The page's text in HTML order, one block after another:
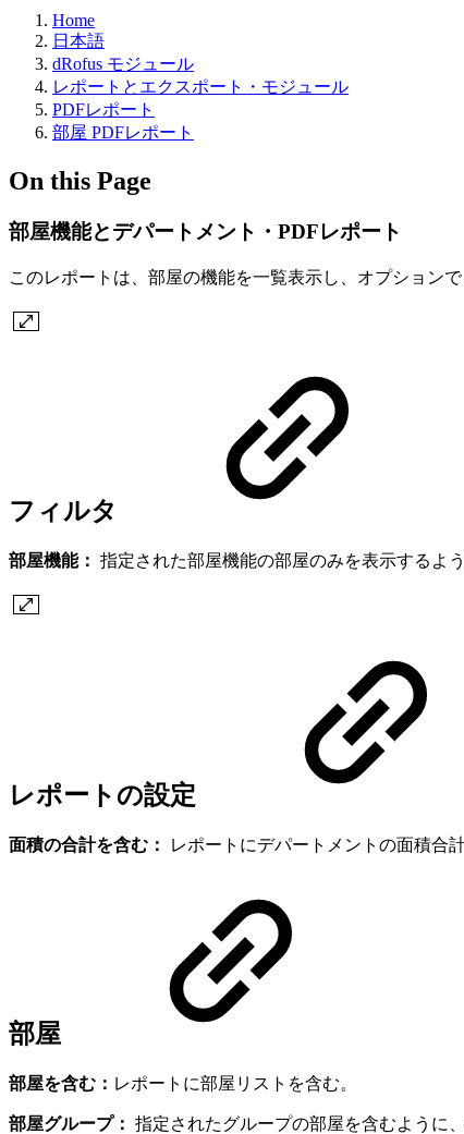
Home
日本語
dRofus モジュール
レポートとエクスポート・モジュール
PDFレポート
部屋 PDFレポート
On this Page
部屋機能とデパートメント・PDFレポート
このレポートは、部屋の機能を一覧表示し、オプション
フィルタ
部屋機能： 指定された部屋機能の部屋のみを表示するよ
レポートの設定
面積の合計を含む： レポートにデパートメントの面積合
部屋
部屋を含む： レポートに部屋リストを含む。
部屋グループ： 指定されたグループの部屋を含むように